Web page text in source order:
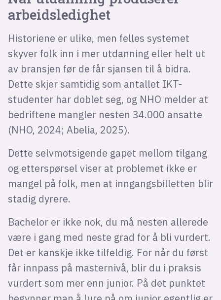
arbeidsledighet
Historiene er ulike, men felles systemet
skyver folk inn i mer utdanning eller helt ut
av bransjen før de får sjansen til å bidra.
Dette skjer samtidig som antallet IKT-
studenter har doblet seg, og NHO melder at
bedriftene mangler nesten 34.000 ansatte
(NHO, 2024; Abelia, 2025).
Dette selvmotsigende gapet mellom tilgang
og etterspørsel viser at problemet ikke er
mangel på folk, men at inngangsbilletten blir
stadig dyrere.
Bachelor er ikke nok, du må nesten allerede
være i gang med neste grad for å bli vurdert.
Det er kanskje ikke tilfeldig. For når du først
får innpass på masternivå, blir du i praksis
vurdert som mer enn junior. På det punktet